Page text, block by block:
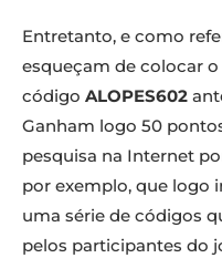
Entretanto, e como
esqueçam de colocar o
código ALOPES602
Ganham logo 50
pesquisa na Internet
por exemplo, que logo
uma série de códigos
pelos participantes do